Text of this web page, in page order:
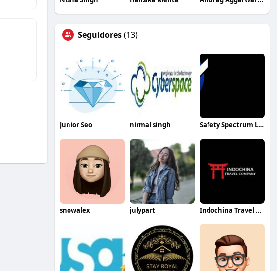
Seguidores(13)
Junior Seo nirmal singh Safety Spectrum London
snowalex julypart Indochina Travel Company